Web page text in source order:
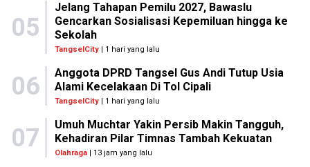
05
Jelang Tahapan Pemilu 2027, Bawaslu
Gencarkan Sosialisasi Kepemiluan hingga ke
Sekolah
TangselCity| 1 hari yang lalu
06
Anggota DPRD Tangsel Gus Andi Tutup Usia
Alami Kecelakaan Di Tol Cipali
TangselCity| 1 hari yang lalu
07
Umuh Muchtar Yakin Persib Makin Tangguh,
Kehadiran Pilar Timnas Tambah Kekuatan
Olahraga| 13 jam yang lalu